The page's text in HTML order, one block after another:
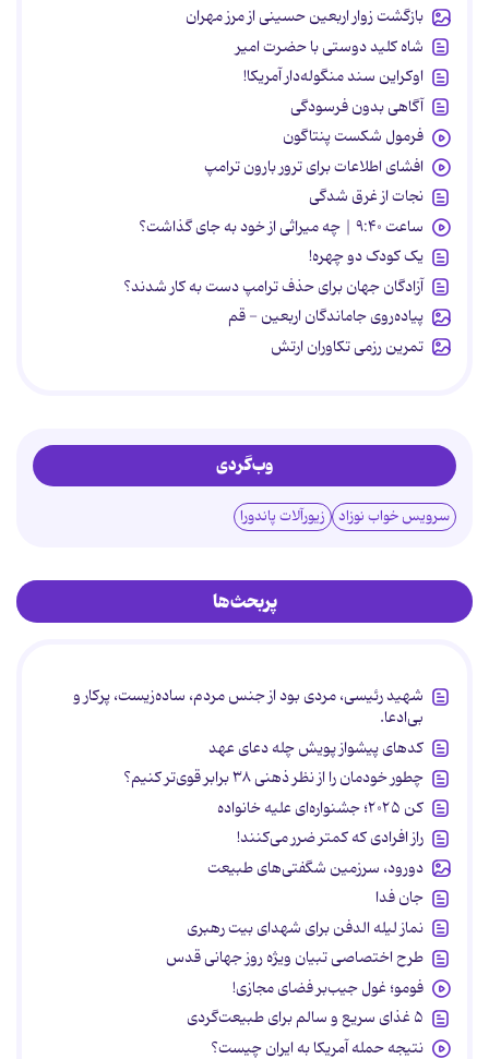
بازگشت زوار اربعین حسینی از مرز مهران
شاه کلید دوستی با حضرت امیر
اوکراین سند منگوله‌دار آمریکا!
آگاهی بدون فرسودگی
فرمول شکست پنتاگون
افشای اطلاعات برای ترور بارون ترامپ
نجات از غرق شدگی
ساعت ۹:۴۰ | چه میراثی از خود به جای گذاشت؟
یک کودک دو چهره!
آزادگان جهان برای حذف ترامپ دست به کار شدند؟
پیاده‌روی جاماندگان اربعین - قم
تمرین رزمی تکاوران ارتش
وب‌گردی
سرویس خواب نوزاد زیورآلات پاندورا
پربحث‌ها
شهید رئیسی، مردی بود از جنس مردم، ساده‌زیست، پرکار و
بی‌ادعا.
کدهای پیشواز پویش چله دعای عهد
چطور خودمان را از نظر ذهنی ۳۸ برابر قوی‌تر کنیم؟
کن ۲۰۲۵؛ جشنواره‌ای علیه خانواده
راز افرادی که کمتر ضرر می‌کنند!
دورود، سرزمین شگفتی‌های طبیعت
جان فدا
نماز لیله الدفن برای شهدای بیت رهبری
طرح اختصاصی تبیان ویژه روز جهانی قدس
فومو؛ غول جیب‌بر فضای مجازی!
۵ غذای سریع و سالم برای طبیعت‌گردی
نتیجه حمله آمریکا به ایران چیست؟